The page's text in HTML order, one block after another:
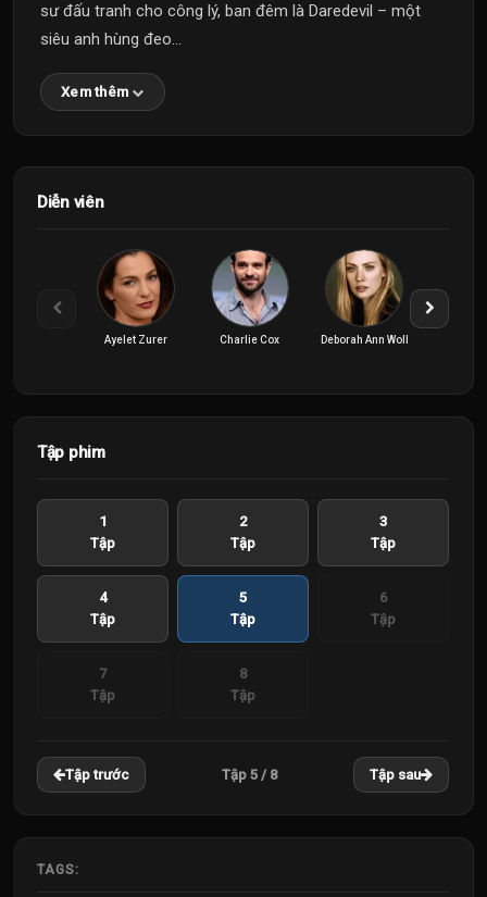
sư đấu tranh cho công lý, ban đêm là Daredevil – một
siêu anh hùng đeo...
Xem thêm
Diễn viên
Ayelet Zurer Charlie Cox Deborah Ann Woll
Tập phim
1
Tập
2
Tập
3
Tập
4
Tập
5
Tập
6
Tập
7
Tập
8
Tập
Tập trước Tập 5 / 8 Tập sau
TAGS: